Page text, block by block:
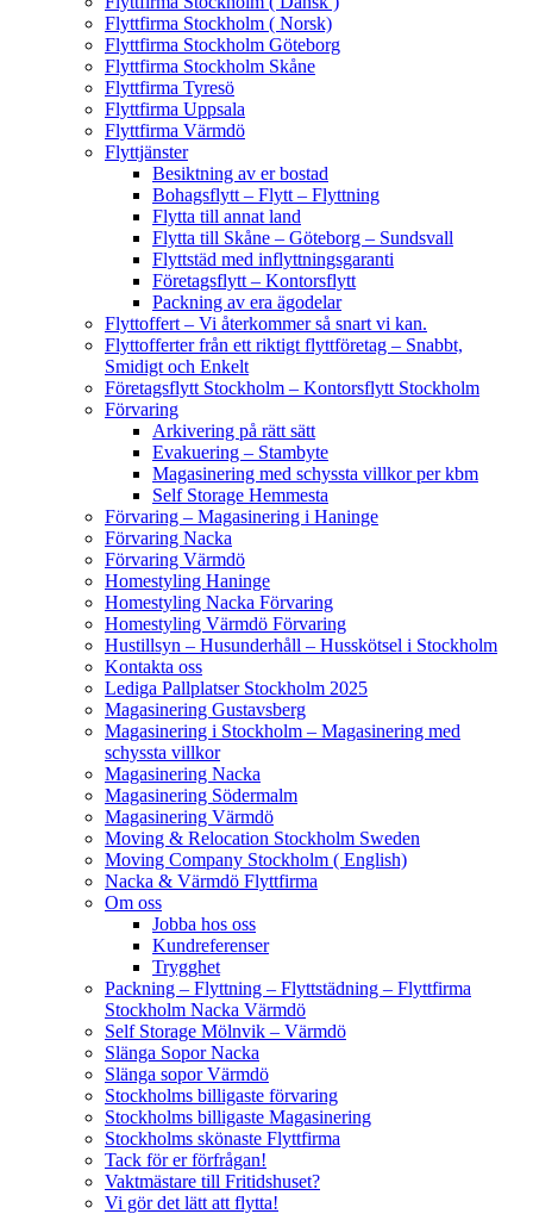
Flyttfirma Stockholm ( Norsk)
Flyttfirma Stockholm Göteborg
Flyttfirma Stockholm Skåne
Flyttfirma Tyresö
Flyttfirma Uppsala
Flyttfirma Värmdö
Flyttjänster
Besiktning av er bostad
Bohagsflytt – Flytt – Flyttning
Flytta till annat land
Flytta till Skåne – Göteborg – Sundsvall
Flyttstäd med inflyttningsgaranti
Företagsflytt – Kontorsflytt
Packning av era ägodelar
Flyttoffert – Vi återkommer så snart vi kan.
Flyttofferter från ett riktigt flyttföretag – Snabbt,
Smidigt och Enkelt
Företagsflytt Stockholm – Kontorsflytt Stockholm
Förvaring
Arkivering på rätt sätt
Evakuering – Stambyte
Magasinering med schyssta villkor per kbm
Self Storage Hemmesta
Förvaring – Magasinering i Haninge
Förvaring Nacka
Förvaring Värmdö
Homestyling Haninge
Homestyling Nacka Förvaring
Homestyling Värmdö Förvaring
Hustillsyn – Husunderhåll – Husskötsel i Stockholm
Kontakta oss
Lediga Pallplatser Stockholm 2025
Magasinering Gustavsberg
Magasinering i Stockholm – Magasinering med
schyssta villkor
Magasinering Nacka
Magasinering Södermalm
Magasinering Värmdö
Moving & Relocation Stockholm Sweden
Moving Company Stockholm ( English)
Nacka & Värmdö Flyttfirma
Om oss
Jobba hos oss
Kundreferenser
Trygghet
Packning – Flyttning – Flyttstädning – Flyttfirma
Stockholm Nacka Värmdö
Self Storage Mölnvik – Värmdö
Slänga Sopor Nacka
Slänga sopor Värmdö
Stockholms billigaste förvaring
Stockholms billigaste Magasinering
Stockholms skönaste Flyttfirma
Tack för er förfrågan!
Vaktmästare till Fritidshuset?
Vi gör det lätt att flytta!